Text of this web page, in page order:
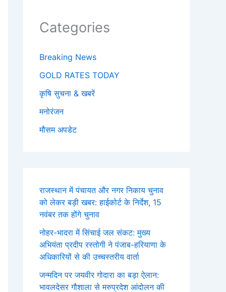
Categories
Breaking News
GOLD RATES TODAY
कृषि सुचना & खबरें
मनोरंजन
मौसम अपडेट
राजस्थान में पंचायत और नगर निकाय चुनाव
को लेकर बड़ी खबर: हाईकोर्ट के निर्देश, 15
नवंबर तक होंगे चुनाव
नोहर-भादरा में सिंचाई जल संकट: मुख्य
अभियंता प्रदीप रस्तोगी ने पंजाब-हरियाणा के
अधिकारियों से की उच्चस्तरीय वार्ता
जन्मदिन पर जयवीर गोदारा का बड़ा ऐलान:
भावलदेसर गौशाला से मरुप्रदेश आंदोलन की